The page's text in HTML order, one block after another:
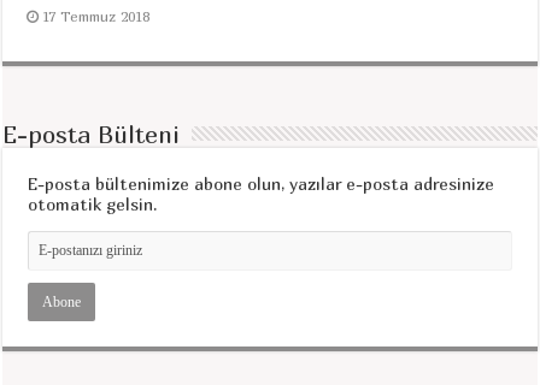
17 Temmuz 2018
E-posta Bülteni
E-posta bültenimize abone olun, yazılar e-posta adresinize
otomatik gelsin.